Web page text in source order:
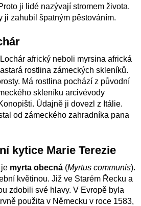
ji lidé nazývají stromem života.
ji zahubil špatným pěstováním.
africký neboli myrsina africká
rostlina zámeckých skleníků.
Má rostlina pochází z původní
skleníku arcivévody
Údajně ji dovezl z Itálie.
od zámeckého zahradníka pana
kytice Marie Terezie
myrta obecná (Myrtus communis).
květinou. Již ve Starém Řecku a
zdobili své hlavy. V Evropě byla
použita v Německu v roce 1583,